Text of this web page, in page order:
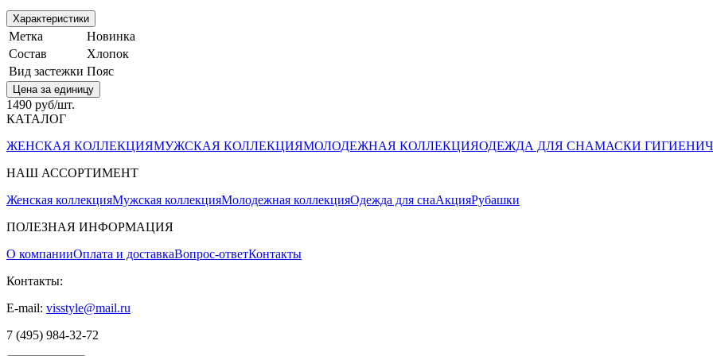
Характеристики
Метка
Новинка
Состав
Хлопок
Вид застежки Пояс
Цена за единицу
1490 руб/шт.
КАТАЛОГ
ЖЕНСКАЯ КОЛЛЕКЦИЯМУЖСКАЯ КОЛЛЕКЦИЯМОЛОДЕЖНАЯ КОЛЛЕКЦИЯОДЕЖДА ДЛЯ СНАМАСКИ
НАШ АССОРТИМЕНТ
Женская коллекцияМужская коллекцияМолодежная коллекцияОдежда для снаАкцияРубашки
ПОЛЕЗНАЯ ИНФОРМАЦИЯ
О компанииОплата и доставкаВопрос-ответКонтакты
Контакты:
E-mail: visstyle@mail.ru
7 (495) 984-32-72